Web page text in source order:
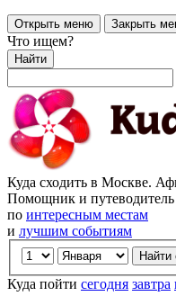
Открыть меню Закрыть
Что ищем?
Найти
Куда сходить в Москве.
Помощник и путеводитель
по интересным местам
и лучшим событиям
Куда пойти сегодня завтра